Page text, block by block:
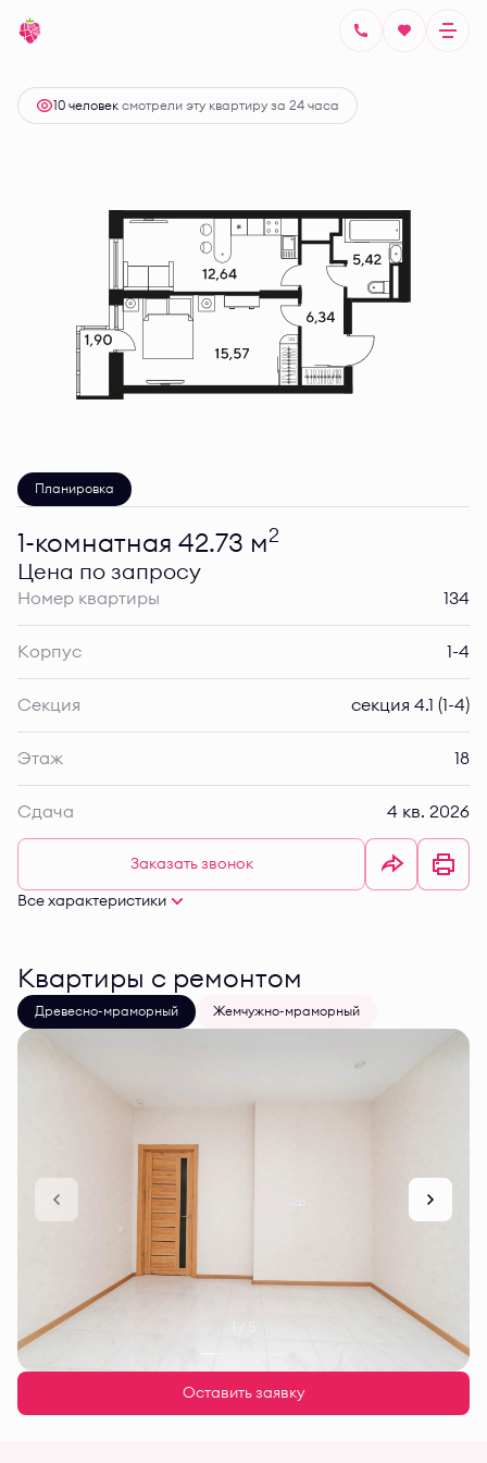
1-комнатная Цена по запросу
10 человек смотрели эту квартиру за 24 часа
Планировка
1-комнатная 42.73 м2
Цена по запросу
Номер квартиры 134
Корпус 1-4
Секция секция 4.1 (1-4)
Этаж 18
Сдача 4 кв. 2026
Заказать звонок
Все характеристики
Квартиры с ремонтом
Древесно-мраморный Жемчужно-мраморный
Оставить заявку